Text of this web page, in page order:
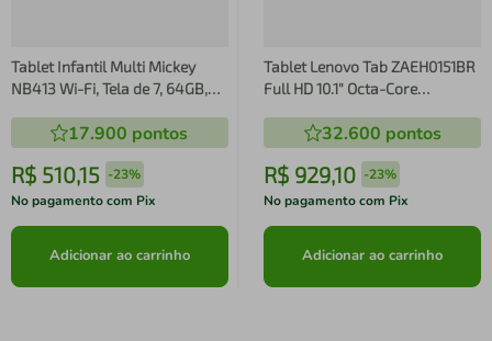
Tablet Infantil Multi Mickey
NB413 Wi-Fi, Tela de 7, 64GB,
Processador Quad- Core
17.900 pontos
R$ 510,15 -23%
No pagamento com Pix
Adicionar ao carrinho
Tablet Lenovo Tab ZAEH0151BR
Full HD 10.1" Octa-Core
Android 1432.600 pontos
R$ 929,10 -23%
No pagamento com Pix
Adicionar ao carrinho